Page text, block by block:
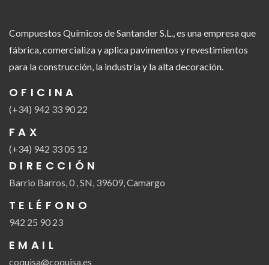
Compuestos Químicos de Santander S.L., es una empresa que
fábrica, comercializa y aplica pavimentos y revestimientos
para la construcción, la industria y la alta decoración.
OFICINA
(+34) 942 33 90 22
FAX
(+34) 942 33 05 12
DIRECCIÓN
Barrio Barros, 0 , SN, 39609, Camargo
TELÉFONO
942 25 90 23
EMAIL
coquisa@coquisa.es